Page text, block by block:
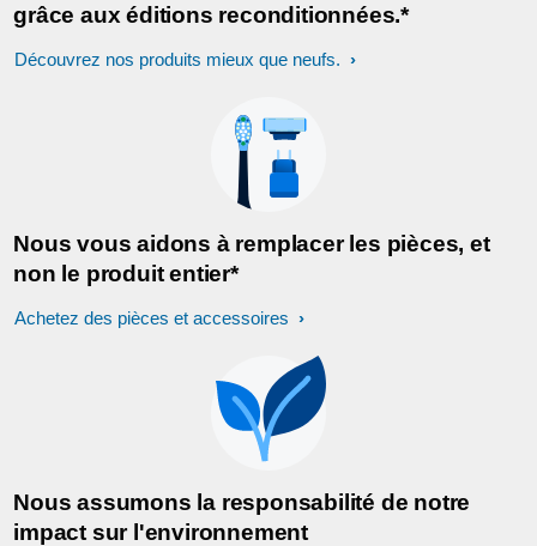
grâce aux éditions reconditionnées.*
Découvrez nos produits mieux que neufs.
Nous vous aidons à remplacer les pièces, et
non le produit entier*
Achetez des pièces et accessoires
Nous assumons la responsabilité de notre
impact sur l'environnement